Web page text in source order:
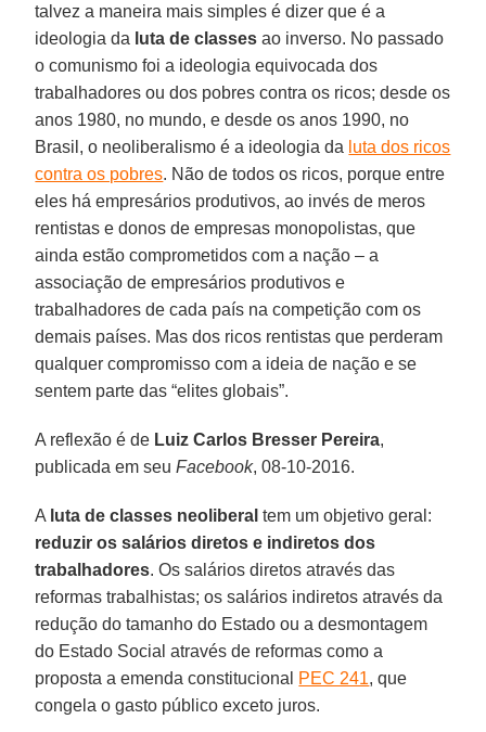
talvez a maneira mais simples é dizer que é a
ideologia da luta de classes ao inverso. No passado
o comunismo foi a ideologia equivocada dos
trabalhadores ou dos pobres contra os ricos; desde os
anos 1980, no mundo, e desde os anos 1990, no
Brasil, o neoliberalismo é a ideologia da luta dos ricos
contra os pobres. Não de todos os ricos, porque entre
eles há empresários produtivos, ao invés de meros
rentistas e donos de empresas monopolistas, que
ainda estão comprometidos com a nação – a
associação de empresários produtivos e
trabalhadores de cada país na competição com os
demais países. Mas dos ricos rentistas que perderam
qualquer compromisso com a ideia de nação e se
sentem parte das “elites globais”.
A reflexão é de Luiz Carlos Bresser Pereira,
publicada em seuFacebook, 08-10-2016.
A luta de classes neoliberal tem um objetivo geral:
reduzir os salários diretos e indiretos dos
trabalhadores. Os salários diretos através das
reformas trabalhistas; os salários indiretos através da
redução do tamanho do Estado ou a desmontagem
do Estado Social através de reformas como a
proposta a emenda constitucional PEC 241, que
congela o gasto público exceto juros.